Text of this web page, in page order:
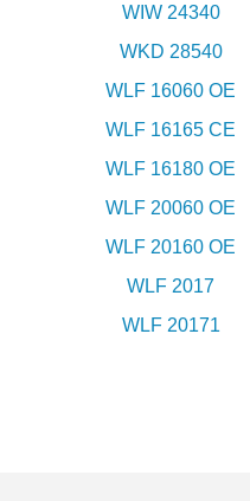
WIW 24340
WKD 28540
WLF 16060 OE
WLF 16165 CE
WLF 16180 OE
WLF 20060 OE
WLF 20160 OE
WLF 2017
WLF 20171